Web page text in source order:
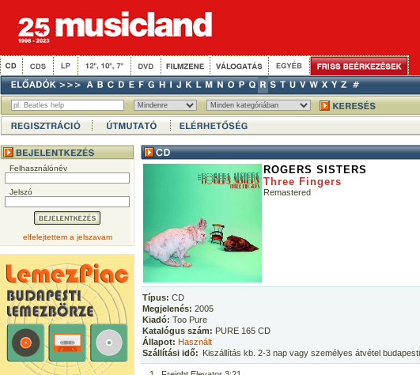
Felhasználónév
Jelszó
elfelejtettem a jelszavam
ROGERS SISTERS
Three Fingers
Remastered
Típus: CD
Megjelenés: 2005
Kiadó: Too Pure
Katalógus szám: PURE 165 CD
Állapot: Használt
Szállítási idő: Kiszállítás kb. 2-3 nap vagy személyes átvétel